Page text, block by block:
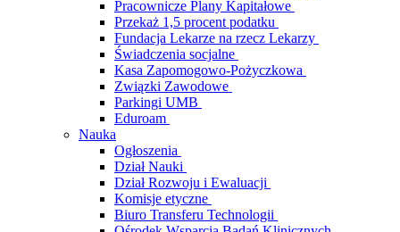
Pracownicze Plany Kapitałowe
Przekaż 1,5 procent podatku
Fundacja Lekarze na rzecz Lekarzy
Świadczenia socjalne
Kasa Zapomogowo-Pożyczkowa
Związki Zawodowe
Parkingi UMB
Eduroam
Nauka
Ogłoszenia
Dział Nauki
Dział Rozwoju i Ewaluacji
Komisje etyczne
Biuro Transferu Technologii